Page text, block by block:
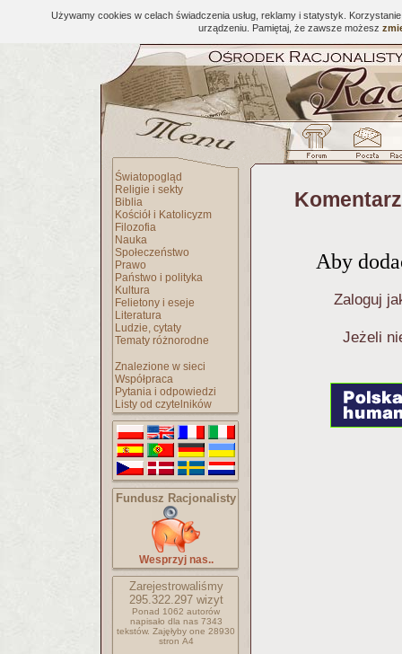
Używamy cookies w celach świadczenia usług, reklamy i statystyk.
urządzeniu. Pamiętaj, że zawsze możesz
Światopogląd
Religie i sekty
Biblia
Kościół i Katolicyzm
Filozofia
Nauka
Społeczeństwo
Prawo
Państwo i polityka
Kultura
Felietony i eseje
Literatura
Ludzie, cytaty
Tematy różnorodne
Znalezione w sieci
Współpraca
Pytania i odpowiedzi
Listy od czytelników
Fundusz Racjonalisty
Wesprzyj nas..
Zarejestrowaliśmy
295.322.297wizyt
Ponad 1062 autorów
napisało dla nas 7343
tekstów. Zajęłyby one 28930
stron A4
Aby
Zaloguj
Jeżeli